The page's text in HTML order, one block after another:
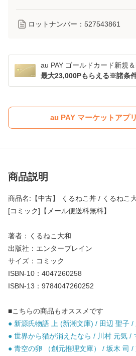
ロットナンバー： 527543861
au PAY ゴールドカード新規
最大23,000Pもらえる※諸条
au PAY マーケットアプ
商品説明
商品名:【中古】 くるねこ丼 / くるねこ
[コミック]【メール便送料無料】
著者：くるねこ大和
出版社：エンターブレイン
サイズ：コミック
ISBN-10：4047260258
ISBN-13：9784047260252
■こちらの商品もオススメです
● 新源氏物語 上 (新潮文庫) / 田辺 聖子 /
● 世界から猫が消えたなら / 川村 元気 /
● 青空の卵 （創元推理文庫） / 坂木 司 /